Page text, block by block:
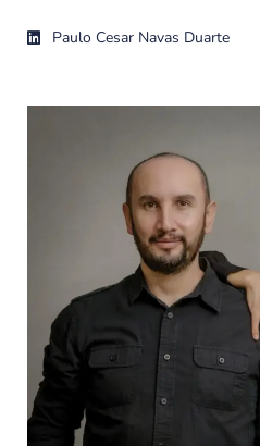
Paulo Cesar Navas Duarte